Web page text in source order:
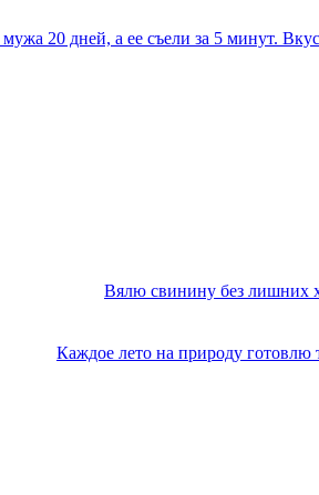
20 дней, а ее съели за 5 минут.
Вялю свинину без лишних
Каждое лето на природу